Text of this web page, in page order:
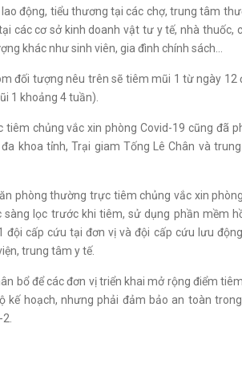
động, tiểu thương tại các chợ, trung tâm
các cơ sở kinh doanh vật tư y tế, nhà
khác như sinh viên, gia đình chính sách...
đối tượng nêu trên sẽ tiêm mũi 1 từ ngày
1 khoảng 4 tuần).
chủng vắc xin phòng Covid-19 cũng đã
khoa tỉnh, Trại giam Tống Lê Chân và
phòng thường trực tiêm chủng vắc xin
lọc trước khi tiêm, sử dụng phần mềm
đội cấp cứu tại đơn vị và đội cấp cứu lưu
trung tâm y tế.
bổ để các đơn vị triển khai mở rộng điểm
kế hoạch, nhưng phải đảm bảo an toàn